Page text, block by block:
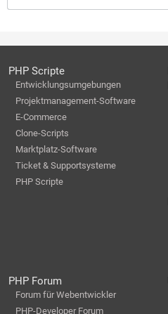
PHP Scripte
Entwicklungsumgebungen
Projektmanagement-Software
E-Commerce
Clone-Scripts
Marktplatz-Software
Ticket & Supportsysteme
PHP Scripte
PHP Forum
Forum für Webentwickler
PHP-Developer Forum